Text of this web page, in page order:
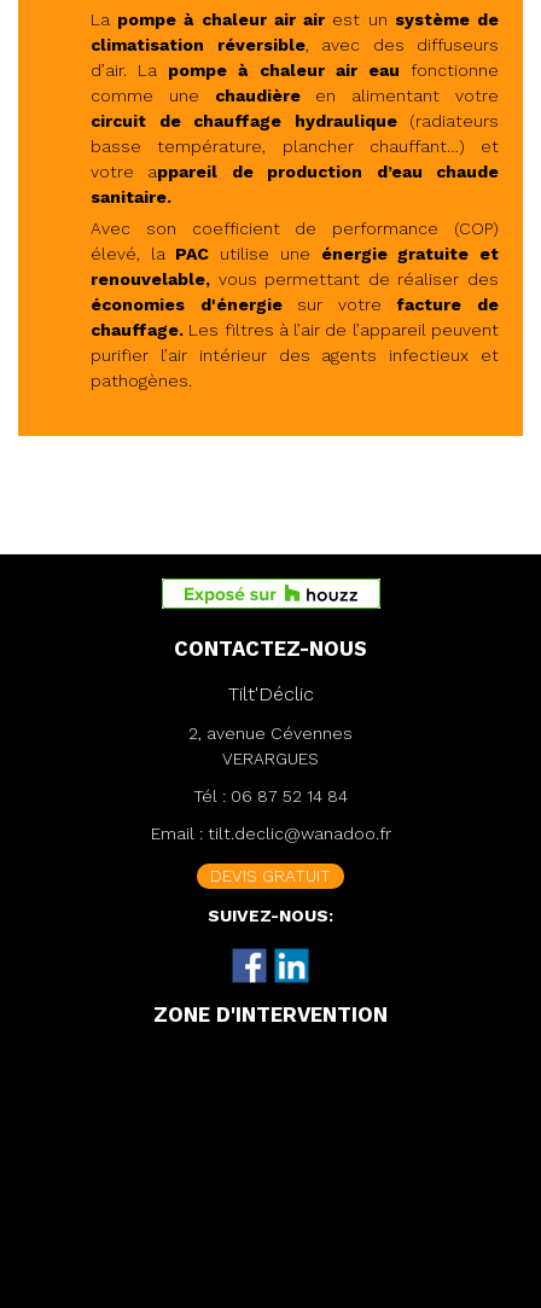
La pompe à chaleur air air est un système de
climatisation réversible, avec des diffuseurs
d’air. La pompe à chaleur air eau fonctionne
comme une chaudièreen alimentant votre
circuit de chauffage hydraulique(radiateurs
basse température, plancher chauffant…) et
votre appareil de production d’eau chaude
sanitaire.
Avec son coefficient de performance (COP)
élevé, la PAC utilise une énergie gratuite
et
renouvelable, vous permettant de réaliser des
économies d'énergiesur votrefacture de
chauffage. Les filtres à l’air de l’appareil peuvent
purifier l’air intérieur des agents infectieux et
pathogènes.
CONTACTEZ-NOUS
Tilt'Déclic
2, avenue Cévennes
VERARGUES
Tél : 06 87 52 14 84
Email : tilt.declic@wanadoo.fr
DEVIS GRATUIT
SUIVEZ-NOUS:
ZONE D'INTERVENTION